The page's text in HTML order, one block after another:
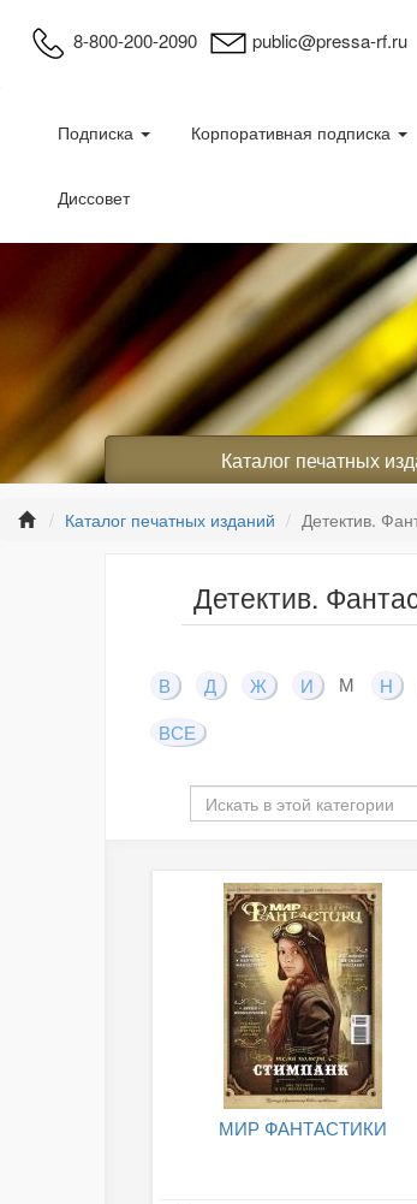
8-800-200-2090 public@pressa-rf.ru
Подписка Корпоративная подписка
Диссовет
Каталог печатных
Каталог печатных изданий Детектив.
Детектив.
В Д Ж И М Н
ВСЕ
МИР ФАНТАСТИКИ